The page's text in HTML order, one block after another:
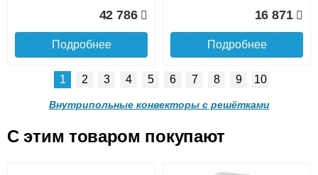
Конвектор ITT.090.200.1200
с решеткой GRILL.LGA-20-
1200 natural
Конвектор ITT.090.200.1100
с решеткой GRILL.LGA-20-
1100 natural
42 786
Подробнее
16 871
Подробнее
1 2 3 4 5 6 7 8 9 10
Внутрипольные конвекторы с решётками
C этим товаром покупают